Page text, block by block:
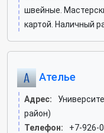
швейные.
картой. Наличный
Ателье
Адрес:
район)
Телефон:
+7-926-